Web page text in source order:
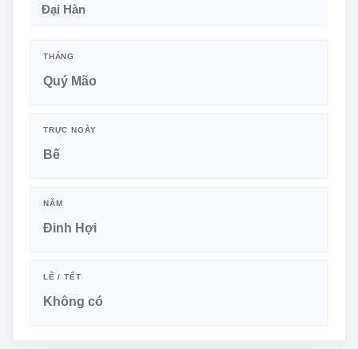
Đại Hàn
THÁNG
Quý Mão
TRỰC NGÀY
Bế
NĂM
Đinh Hợi
LỄ / TẾT
Không có